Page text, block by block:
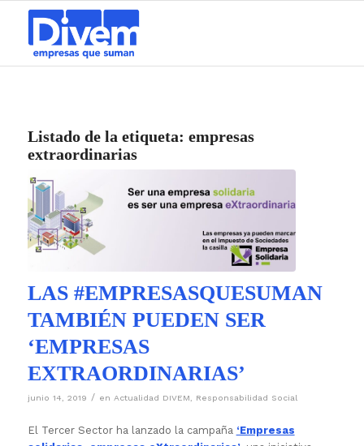
Listado de la etiqueta: empresas
extraordinarias
LAS #EMPRESASQUESUMAN
TAMBIÉN PUEDEN SER
‘EMPRESAS
EXTRAORDINARIAS’
junio 14, 2019 / en Actualidad DIVEM, Responsabilidad Social
El Tercer Sector ha lanzado la campaña ‘Empresas